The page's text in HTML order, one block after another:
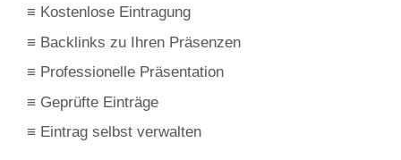
≡ Kostenlose Eintragung
≡ Backlinks zu Ihren Präsenzen
≡ Professionelle Präsentation
≡ Geprüfte Einträge
≡ Eintrag selbst verwalten